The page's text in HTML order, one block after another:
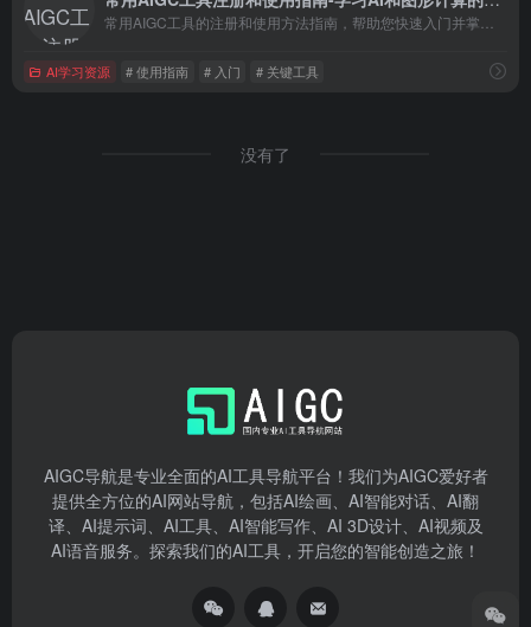
AI学习资源 # 使用指南 # 入门 # 关键工具
没有了
AIGC导航是专业全面的AI工具导航平台！我们为AIGC爱好者
提供全方位的AI网站导航，包括AI绘画、AI智能对话、AI翻
译、AI提示词、AI工具、AI智能写作、AI 3D设计、AI视频及
AI语音服务。探索我们的AI工具，开启您的智能创造之旅！